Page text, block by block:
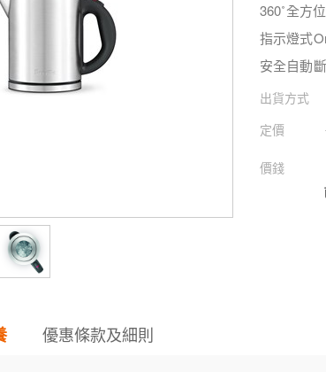
360˚全方
指示燈式
安全自動
出貨方式
定價
價錢
優惠條款及細則